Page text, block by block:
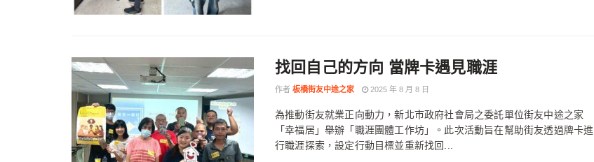
找回自己的方向 當牌卡遇見職涯
作者 板橋街友中途之家 2025 年 8 月 8 日
為推動街友就業正向動力，新北市政府社會局之委託單位街友中途之家
「幸福居」舉辦「職涯團體工作坊」。此次活動旨在幫助街友透過牌卡進
行職涯探索，設定行動目標並重新找回...